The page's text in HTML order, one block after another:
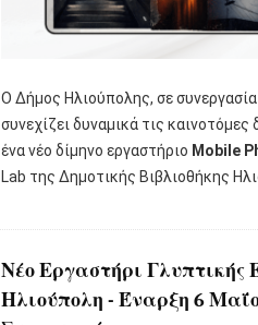
Ο Δήμος Ηλιούπολης, σε
συνεχίζει δυναμικά τις καινοτόμες
ένα νέο δίμηνο εργαστήριο Mobile
Lab της Δημοτικής Βιβλιοθήκης
Νέο Εργαστήρι Γλυπτικής
Ηλιούπολη - Έναρξη 6